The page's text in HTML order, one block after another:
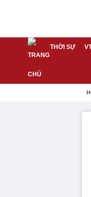
THỜI SỰ